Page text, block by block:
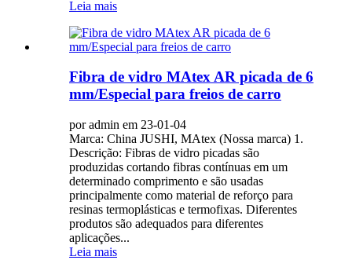
Leia mais
Fibra de vidro MAtex AR picada de 6
mm/Especial para freios de carro
por admin em 23-01-04
Marca: China JUSHI, MAtex (Nossa marca) 1.
Descrição: Fibras de vidro picadas são
produzidas cortando fibras contínuas em um
determinado comprimento e são usadas
principalmente como material de reforço para
resinas termoplásticas e termofixas. Diferentes
produtos são adequados para diferentes
aplicações...
Leia mais